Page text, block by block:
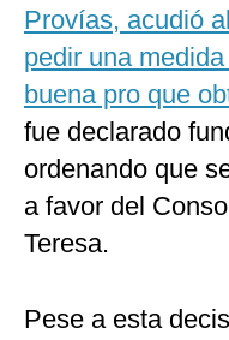
Provías, acudió
pedir una
buena pro que
fue declarado
ordenando que
a favor del
Teresa.
Pese a esta